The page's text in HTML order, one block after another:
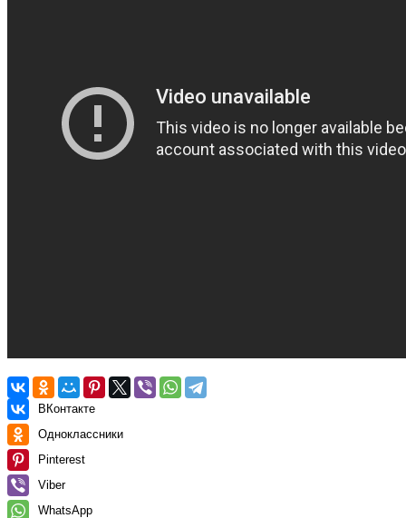
ВКонтакте
Одноклассники
Pinterest
Viber
WhatsApp